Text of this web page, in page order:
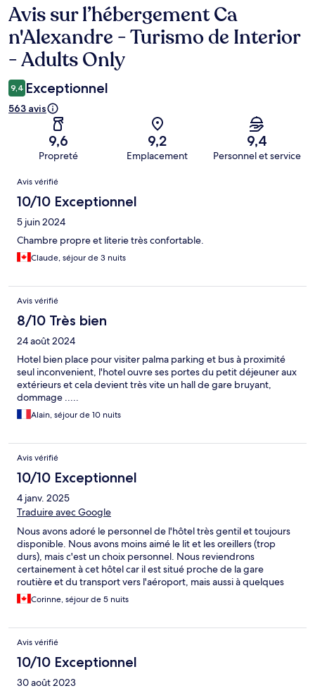
Avis
Avis sur l’hébergement Ca
n'Alexandre - Turismo de Interior
- Adults Only
9,4 Exceptionnel
563 avis
9,6
Propreté
9,2
Emplacement
9,4
Personnel et service
Avis
Avis vérifié
10/10 Exceptionnel
5 juin 2024
Chambre propre et literie très confortable.
Claude, séjour de 3 nuits
Avis vérifié
8/10 Très bien
24 août 2024
Hotel bien place pour visiter palma parking et bus à proximité
seul inconvenient, l'hotel ouvre ses portes du petit déjeuner aux
extérieurs et cela devient très vite un hall de gare bruyant,
dommage .....
Alain, séjour de 10 nuits
Avis vérifié
10/10 Exceptionnel
4 janv. 2025
Traduire avec Google
Nous avons adoré le personnel de l'hôtel très gentil et toujours
disponible. Nous avons moins aimé le lit et les oreillers (trop
durs), mais c'est un choix personnel. Nous reviendrons
certainement à cet hôtel car il est situé proche de la gare
routière et du transport vers l'aéroport, mais aussi à quelques
rues du centre-ville de Palma, des magasins, des restaurants et
de tous les attraits touristiques de la ville. Le petit-déjeuner est
Corinne, séjour de 5 nuits
Avis vérifié
10/10 Exceptionnel
30 août 2023